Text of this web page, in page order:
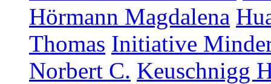
Hörmann Magdalena
Thomas Initiative
Norbert C. Keuschnigg